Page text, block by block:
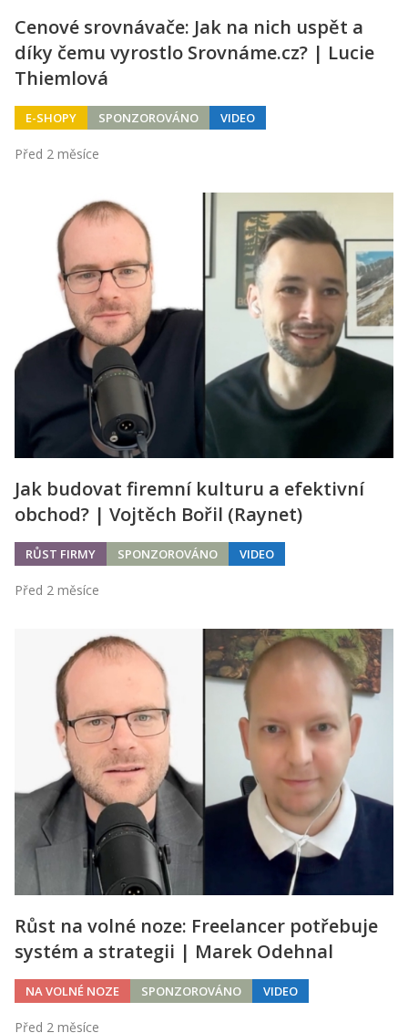
Cenové srovnávače: Jak na nich uspět a
díky čemu vyrostlo Srovnáme.cz? | Lucie
Thiemlová
E-SHOPY SPONZOROVÁNO VIDEO
Před 2 měsíce
Jak budovat firemní kulturu a efektivní
obchod? | Vojtěch Bořil (Raynet)
RŮST FIRMY SPONZOROVÁNO VIDEO
Před 2 měsíce
Růst na volné noze: Freelancer potřebuje
systém a strategii | Marek Odehnal
NA VOLNÉ NOZE SPONZOROVÁNO VIDEO
Před 2 měsíce